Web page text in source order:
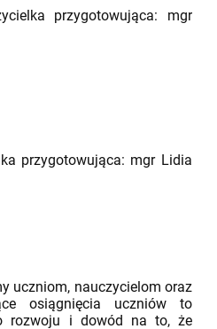
przygotowująca: mgr
przygotowująca: mgr Lidia
uczniom, nauczycielom oraz
osiągnięcia uczniów to
rozwoju i dowód na to, że